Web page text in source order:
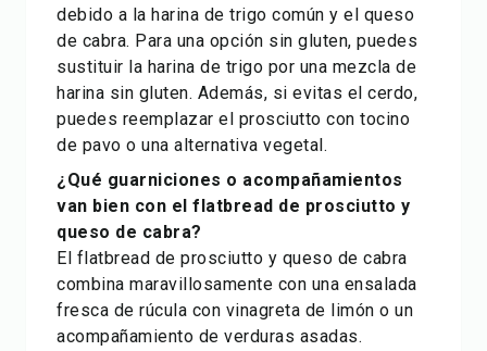
debido a la harina de trigo común y el queso
de cabra. Para una opción sin gluten, puedes
sustituir la harina de trigo por una mezcla de
harina sin gluten. Además, si evitas el cerdo,
puedes reemplazar el prosciutto con tocino
de pavo o una alternativa vegetal.
¿Qué guarniciones o acompañamientos
van bien con el flatbread de prosciutto y
queso de cabra?
El flatbread de prosciutto y queso de cabra
combina maravillosamente con una ensalada
fresca de rúcula con vinagreta de limón o un
acompañamiento de verduras asadas.